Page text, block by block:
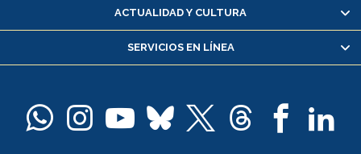
Servicio médico y dental
Pago de arancel y crédito alumnos
Docentes
ACTUALIDAD Y CULTURA
SERVICIOS EN LÍNEA